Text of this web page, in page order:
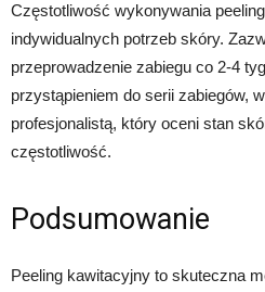
Częstotliwość wykonywania
indywidualnych potrzeb skóry.
przeprowadzenie zabiegu co 2-4
przystąpieniem do serii zabiegów,
profesjonalistą, który oceni stan
częstotliwość.
Podsumowanie
Peeling kawitacyjny to skuteczna